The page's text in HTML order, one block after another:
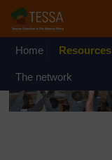
Passer au contenu
OpenLearn
August 2026
Home Resources
The network